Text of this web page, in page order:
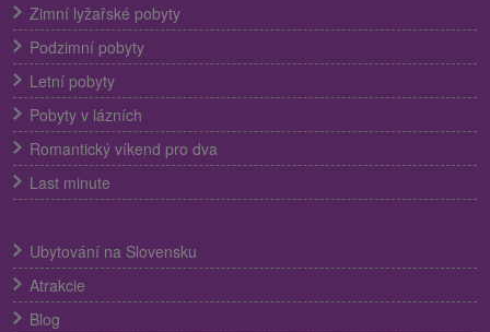
Zimní lyžařské pobyty
Podzimní pobyty
Letní pobyty
Pobyty v lázních
Romantický víkend pro dva
Last minute
Ubytování na Slovensku
Atrakcie
Blog